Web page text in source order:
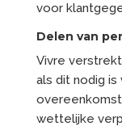
voor
Delen van
Vivre
als dit nodig
wettelijke